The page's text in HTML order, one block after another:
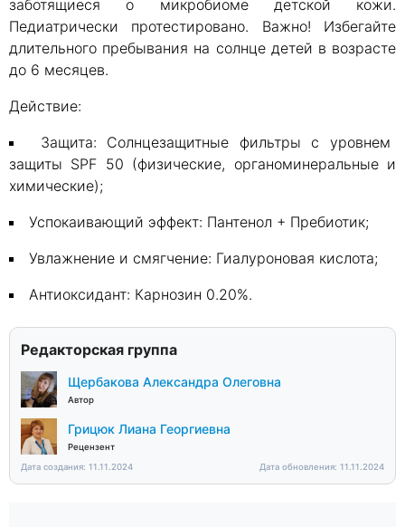
заботящиеся о микробиоме детской кожи.
Педиатрически протестировано. Важно! Избегайте
длительного пребывания на солнце детей в возрасте
до 6 месяцев.
Действие:
Защита: Солнцезащитные фильтры с уровнем
защиты SPF 50 (физические, органоминеральные и
химические);
Успокаивающий эффект: Пантенол + Пребиотик;
Увлажнение и смягчение: Гиалуроновая кислота;
Антиоксидант: Карнозин 0.20%.
Редакторская группа
Щербакова Александра Олеговна
Автор
Грицюк Лиана Георгиевна
Рецензент
Дата создания: 11.11.2024
Дата обновления: 11.11.2024